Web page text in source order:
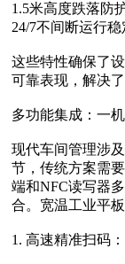
1.5米高度跌落防
24/7不间断运行稳
这些特性确保了
可靠表现，解决
多功能集成：一
现代车间管理涉
节，传统方案需
端和NFC读写器
合。宽温工业平
1. 高速精准扫码